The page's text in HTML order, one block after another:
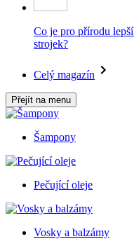
Co je pro přírodu
strojek?
Celý magazín
Přejít na menu
Šampony
Pečující oleje
Vosky a balzámy